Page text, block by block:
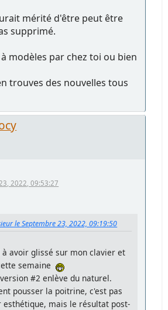
mérité d'être peut être
supprimé.
modèles par chez toi ou bien
trouves des nouvelles tous
2022, 09:53:27
le Septembre 23, 2022, 09:19:50
à avoir glissé sur mon clavier et
semaine
#2 enlève du naturel.
pousser la poitrine, c'est pas
esthétique, mais le résultat post-